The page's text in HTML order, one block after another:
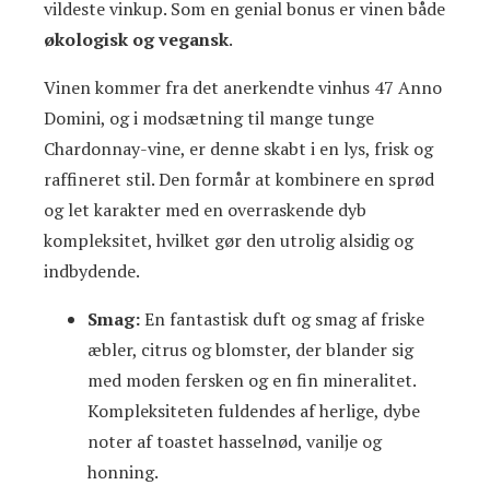
vildeste vinkup. Som en genial bonus er vinen både
økologisk og vegansk.
Vinen kommer fra det anerkendte vinhus 47 Anno
Domini, og i modsætning til mange tunge
Chardonnay-vine, er denne skabt i en lys, frisk og
raffineret stil. Den formår at kombinere en sprød
og let karakter med en overraskende dyb
kompleksitet, hvilket gør den utrolig alsidig og
indbydende.
Smag:En fantastisk duft og smag af friske
æbler, citrus og blomster, der blander sig
med moden fersken og en fin mineralitet.
Kompleksiteten fuldendes af herlige, dybe
noter af toastet hasselnød, vanilje og
honning.